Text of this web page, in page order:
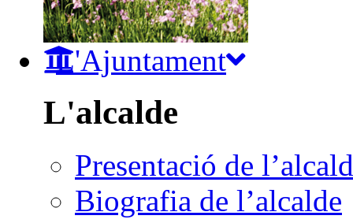
L'Ajuntament
L'alcalde
Presentació de
Biografia de l’alcalde